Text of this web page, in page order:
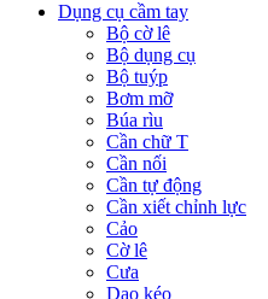
Dụng cụ cầm tay
Bộ cờ lê
Bộ dụng cụ
Bộ tuýp
Bơm mỡ
Búa rìu
Cần chữ T
Cần nối
Cần tự động
Cần xiết chỉnh lực
Cảo
Cờ lê
Cưa
Dao kéo